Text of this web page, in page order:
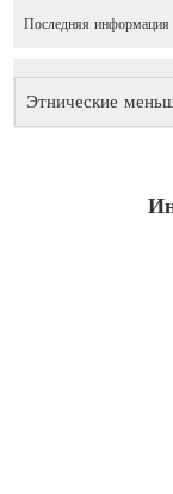
Этнические
Последняя информация